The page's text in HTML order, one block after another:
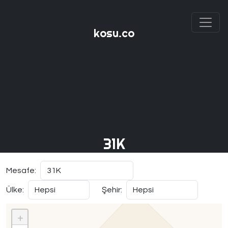
kosu.co
31K
Mesafe:
Ülke: Şehir:
+